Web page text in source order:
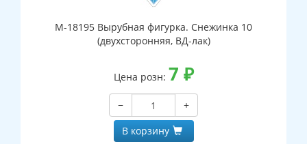
М-18195 Вырубная фигурка. Снежинка 10
(двухсторонняя, ВД-лак)
Цена розн: 7 ₽
−
+
В корзину